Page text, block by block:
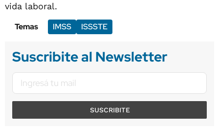
vida laboral.
Temas
IMSS ISSSTE
Suscribite al Newsletter
SUSCRIBITE